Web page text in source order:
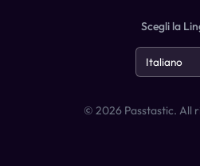
Scegli la
© 2026Passtastic. All